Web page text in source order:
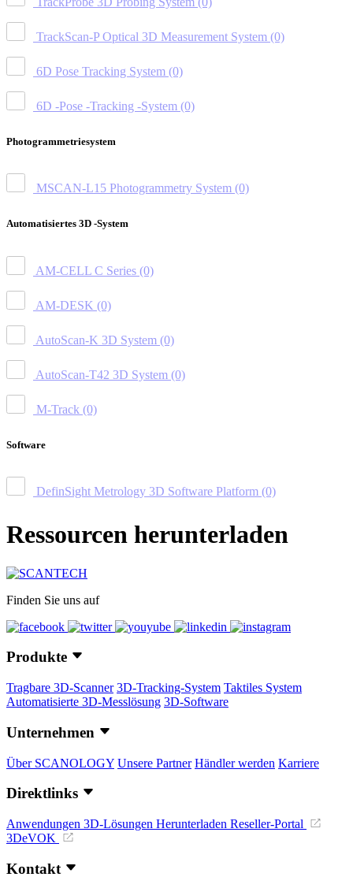
TrackScan-P Optical 3D Measurement System (0)
6D Pose Tracking System (0)
6D -Pose -Tracking -System (0)
Photogrammetriesystem
MSCAN-L15 Photogrammetry System (0)
Automatisiertes 3D -System
AM-CELL C Series (0)
AM-DESK (0)
AutoScan-K 3D System (0)
AutoScan-T42 3D System (0)
M-Track (0)
Software
DefinSight Metrology 3D Software Platform (0)
Ressourcen herunterladen
Finden Sie uns auf
Produkte
Tragbare 3D-Scanner 3D-Tracking-System Taktiles System
Automatisierte 3D-Messlösung 3D-Software
Unternehmen
Über SCANOLOGY Unsere Partner Händler werden Karriere
Direktlinks
Anwendungen 3D-Lösungen Herunterladen Reseller-Portal
3DeVOK
Kontakt